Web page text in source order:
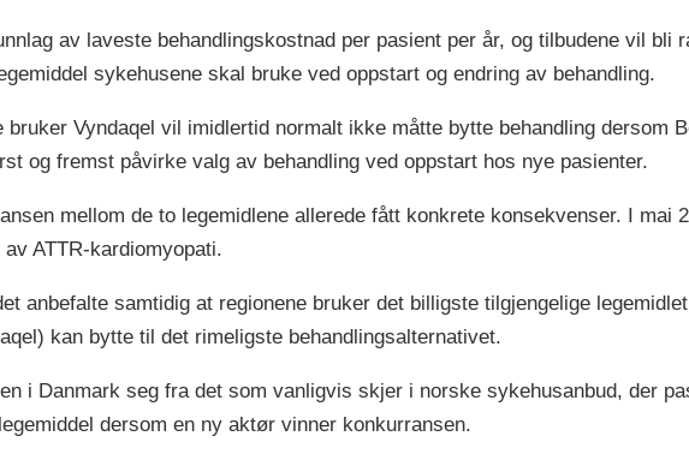
av laveste behandlingskostnad per pasient per år, og tilbudene vil bli
sykehusene skal bruke ved oppstart og endring av behandling.
bruker Vyndaqel vil imidlertid normalt ikke måtte bytte behandling dersom
og fremst påvirke valg av behandling ved oppstart hos nye pasienter.
mellom de to legemidlene allerede fått konkrete konsekvenser. I mai
ATTR-kardiomyopati.
anbefalte samtidig at regionene bruker det billigste tilgjengelige
kan bytte til det rimeligste behandlingsalternativet.
i Danmark seg fra det som vanligvis skjer i norske sykehusanbud, der
dersom en ny aktør vinner konkurransen.